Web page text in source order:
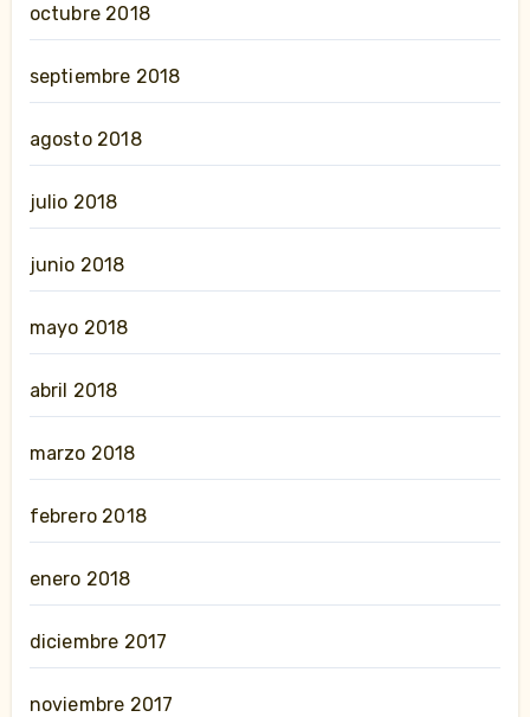
octubre 2018
septiembre 2018
agosto 2018
julio 2018
junio 2018
mayo 2018
abril 2018
marzo 2018
febrero 2018
enero 2018
diciembre 2017
noviembre 2017